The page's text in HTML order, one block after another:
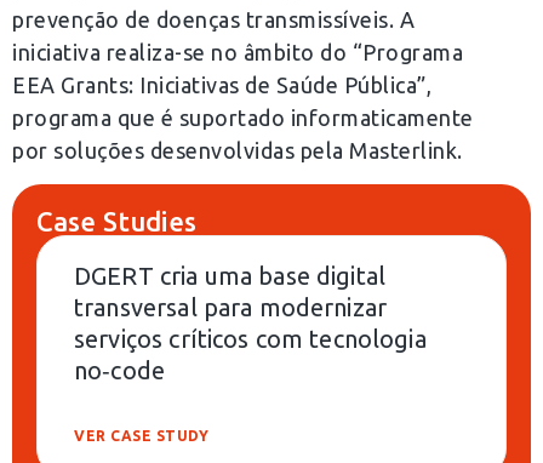
prevenção de doenças transmissíveis. A
iniciativa realiza-se no âmbito do “Programa
EEA Grants: Iniciativas de Saúde Pública”,
programa que é suportado informaticamente
por soluções desenvolvidas pela Masterlink.
Case Studies
DGERT cria uma base digital
transversal para modernizar
serviços críticos com tecnologia
no‑code
VER CASE STUDY